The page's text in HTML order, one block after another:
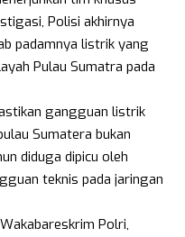
Polisi akhirnya
padamnya listrik yang
Pulau Sumatra pada
gangguan listrik
Sumatera bukan
diduga dipicu oleh
teknis pada jaringan
Polri,